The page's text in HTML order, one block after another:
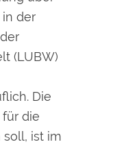
der
(LUBW)
Die
die
ist im